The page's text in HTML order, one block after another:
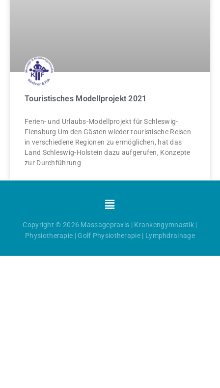
Touristisches Modellprojekt 2021
Ferien- und Urlaubs-Modellprojekt für Schleswig-
Flensburg Um den Gästen wieder touristische Reisen
in verschiedene Regionen zu ermöglichen, hat das
Land Schleswig-Holstein dazu aufgerufen, Konzepte
zur Durchführung
Menü
Copyright © 2026 Massagepraxis | Krankengymnastik |
Physiotherapie | Golf Physiotherapie | Lymphdrainage